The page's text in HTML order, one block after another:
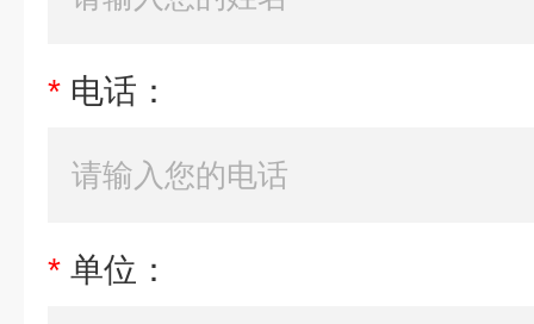
* 电话：
* 单位：